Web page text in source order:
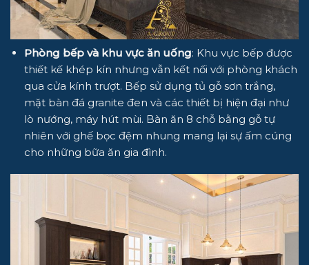
Phòng bếp và khu vực ăn uống: Khu vực bếp được
thiết kế khép kín nhưng vẫn kết nối với phòng khách
qua cửa kính trượt. Bếp sử dụng tủ gỗ sơn trắng,
mặt bàn đá granite đen và các thiết bị hiện đại như
lò nướng, máy hút mùi. Bàn ăn 8 chỗ bằng gỗ tự
nhiên với ghế bọc đệm nhung mang lại sự ấm cúng
cho những bữa ăn gia đình.